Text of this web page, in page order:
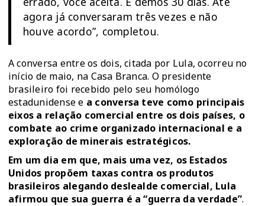
agora já conversaram três vezes e não
houve acordo”, completou.
Aconversa entre os dois, citada por Lula, ocorreu no
início de maio, na Casa Branca. O presidente
brasileiro foi recebido pelo seu homólogo
estadunidense e a conversa teve como principais
eixos a relação comercial entre os dois países, o
combate ao crime organizado internacional e a
exploração de minerais estratégicos.
Em um dia em que, mais uma vez, os Estados
Unidos propõem taxas contra os produtos
brasileiros alegando deslealde comercial, Lula
afirmou que sua guerra é a “guerra da verdade”.